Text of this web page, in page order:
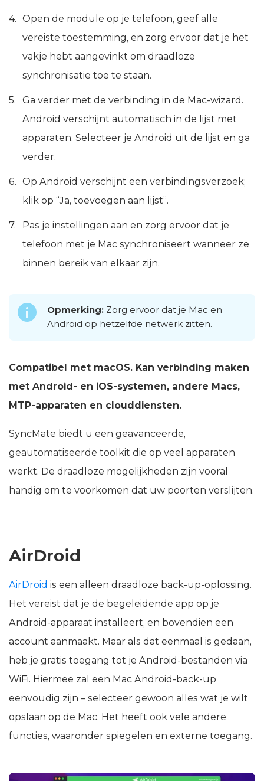
Open de module op je telefoon, geef alle
vereiste toestemming, en zorg ervoor dat je het
vakje hebt aangevinkt om draadloze
synchronisatie toe te staan.
Ga verder met de verbinding in de Mac-wizard.
Android verschijnt automatisch in de lijst met
apparaten. Selecteer je Android uit de lijst en ga
verder.
Op Android verschijnt een verbindingsverzoek;
klik op “Ja, toevoegen aan lijst”.
Pas je instellingen aan en zorg ervoor dat je
telefoon met je Mac synchroniseert wanneer ze
binnen bereik van elkaar zijn.
Opmerking: Zorg ervoor dat je Mac en
Android op hetzelfde netwerk zitten.
Compatibel met macOS. Kan verbinding maken
met Android- en iOS-systemen, andere Macs,
MTP-apparaten en clouddiensten.
SyncMate biedt u een geavanceerde,
geautomatiseerde toolkit die op veel apparaten
werkt. De draadloze mogelijkheden zijn vooral
handig om te voorkomen dat uw poorten verslijten.
AirDroid
AirDroid is een alleen draadloze back-up-oplossing.
Het vereist dat je de begeleidende app op je
Android-apparaat installeert, en bovendien een
account aanmaakt. Maar als dat eenmaal is gedaan,
heb je gratis toegang tot je Android-bestanden via
WiFi. Hiermee zal een Mac Android-back-up
eenvoudig zijn – selecteer gewoon alles wat je wilt
opslaan op de Mac. Het heeft ook vele andere
functies, waaronder spiegelen en externe toegang.